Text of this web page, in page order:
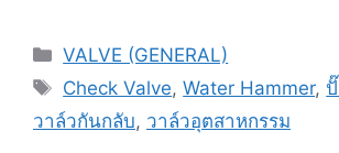
Categories
VALVE (GENERAL)
Tags
Check Valve,Water Hammer,
วาล์วกันกลับ, วาล์วอุตสาหกรรม